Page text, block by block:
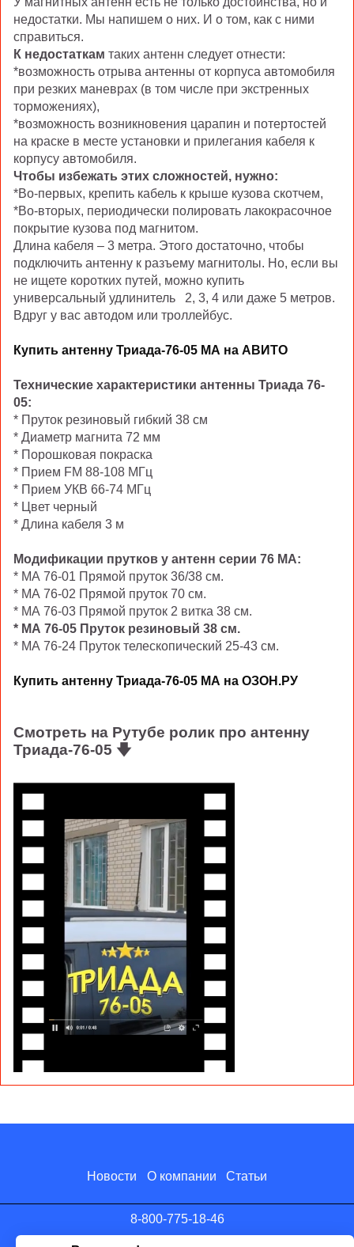
недостатки. Мы напишем о них. И о том, как с ними
справиться.
К недостаткам таких антенн следует отнести:
*возможность отрыва антенны от корпуса автомобиля
при резких маневрах (в том числе при экстренных
торможениях),
*возможность возникновения царапин и потертостей
на краске в месте установки и прилегания кабеля к
корпусу автомобиля.
Чтобы избежать этих сложностей, нужно:
*Во-первых, крепить кабель к крыше кузова скотчем,
*Во-вторых, периодически полировать лакокрасочное
покрытие кузова под магнитом.
Длина кабеля – 3 метра. Этого достаточно, чтобы
подключить антенну к разъему магнитолы. Но, если вы
не ищете коротких путей, можно купить
универсальный удлинитель
2, 3, 4 или даже 5 метров.
Вдруг у вас автодом или троллейбус.
Купить антенну Триада-76-05 МА на АВИТО
Технические характеристики антенны Триада 76-
05:
* Пруток резиновый гибкий 38 см
* Диаметр магнита 72 мм
* Порошковая покраска
* Прием FM 88-108 МГц
* Прием УКВ 66-74 МГц
* Цвет черный
* Длина кабеля 3 м
Модификации прутков у антенн серии 76 МА:
* МА 76-01 Прямой пруток 36/38 см.
* МА 76-02 Прямой пруток 70 см.
* МА 76-03 Прямой пруток 2 витка 38 см.
* МА 76-05 Пруток резиновый 38 см.
* МА 76-24 Пруток телескопический 25-43 см.
Купить антенну Триада-76-05 МА на ОЗОН.РУ
Смотреть на Рутубе ролик про антенну
Триада-76-05 🡇
Новости О компании Статьи
8-800-775-18-46